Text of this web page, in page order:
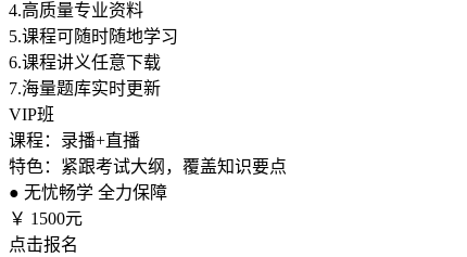
4.高质量专业资料
5.课程可随时随地学习
6.课程讲义任意下载
7.海量题库实时更新
VIP班
课程：录播+直播
特色：紧跟考试大纲，覆盖知识要点
● 无忧畅学 全力保障
￥ 1500元
点击报名